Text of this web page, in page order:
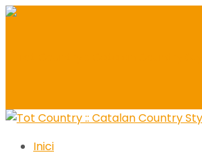
Inici